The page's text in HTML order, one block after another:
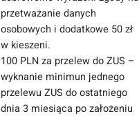
przetważanie danych
osobowych i dodatkowe 50 zł
w kieszeni.
100 PLN za przelew do ZUS –
wyknanie minimun jednego
przelewu ZUS do ostatniego
dnia 3 miesiąca po założeniu